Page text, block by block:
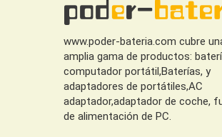
www.poder-bateria.com cubre
amplia gama de productos:
computador portátil,Baterías, y
adaptadores de portátiles,AC
adaptador,adaptador de coche,
de alimentación de PC.